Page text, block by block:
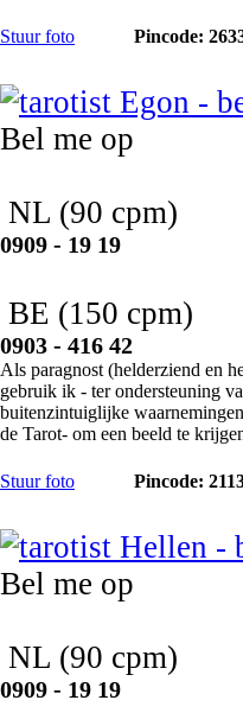
Stuur foto Pincode:
Bel me op
NL (90 cpm)
0909 - 19 19
BE (150 cpm)
0903 - 416 42
Als paragnost (helderziend en
gebruik ik - ter ondersteuning
buitenzintuiglijke
de Tarot- om een beeld te
Stuur foto Pincode:
Bel me op
NL (90 cpm)
0909 - 19 19